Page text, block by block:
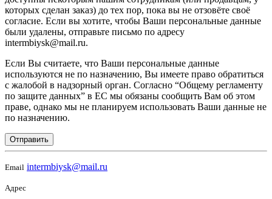
которых сделан заказ) до тех пор, пока вы не отзовёте своё
согласие. Если вы хотите, чтобы Ваши персональные данные
были удалены, отправьте письмо по адресу
intermbiysk@mail.ru.
Если Вы считаете, что Ваши персональные данные
используются не по назначению, Вы имеете право обратиться
с жалобой в надзорный орган. Согласно “Общему регламенту
по защите данных” в ЕС мы обязаны сообщить Вам об этом
праве, однако мы не планируем использовать Ваши данные не
по назначению.
Отправить
Email intermbiysk@mail.ru
Адрес